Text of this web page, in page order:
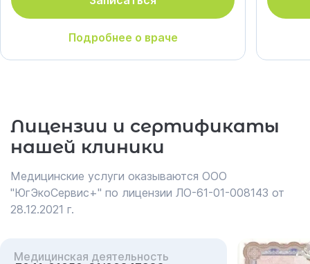
Подробнее о враче
Лицензии и сертификаты
нашей клиники
Медицинские услуги оказываются ООО
"ЮгЭкоСервис+" по лицензии ЛО-61-01-008143 от
28.12.2021 г.
Медицинская деятельность